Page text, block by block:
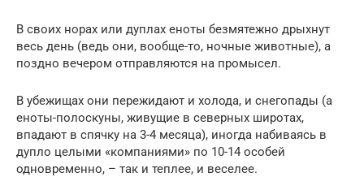
В своих норах или дуплах еноты безмятежно дрыхнут
весь день (ведь они, вообще-то, ночные животные), а
поздно вечером отправляются на промысел.
В убежищах они пережидают и холода, и снегопады (а
еноты-полоскуны, живущие в северных широтах,
впадают в спячку на 3-4 месяца), иногда набиваясь в
дупло целыми «компаниями» по 10-14 особей
одновременно, – так и теплее, и веселее.